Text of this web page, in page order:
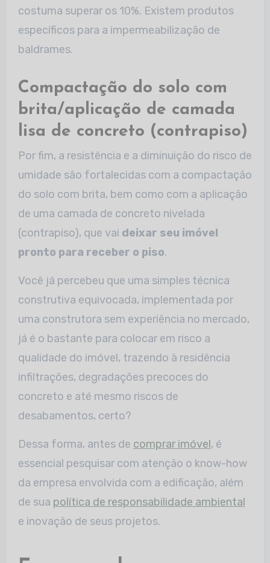
costuma superar os 10%. Existem produtos
específicos para a impermeabilização de
baldrames.
Compactação do solo com
brita/aplicação de camada
lisa de concreto (contrapiso)
Por fim, a resistência e a diminuição do risco de
umidade são fortalecidas com a compactação
do solo com brita, bem como com a aplicação
de uma camada de concreto nivelada
(contrapiso), que vai deixar seu imóvel
pronto para receber o piso.
Você já percebeu que uma simples técnica
construtiva equivocada, implementada por
uma construtora sem experiência no mercado,
já é o bastante para colocar em risco a
qualidade do imóvel, trazendo à residência
infiltrações, degradações precoces do
concreto e até mesmo riscos de
desabamentos, certo?
Dessa forma, antes de comprar imóvel, é
essencial pesquisar com atenção o know-how
da empresa envolvida com a edificação, além
de sua política de responsabilidade ambiental
e inovação de seus projetos.